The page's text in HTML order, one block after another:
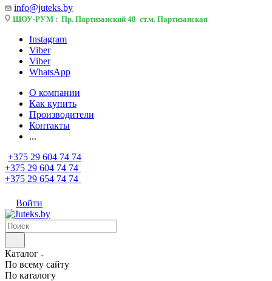
info@juteks.by
ШОУ-РУМ : Пр. Партизанский 48 ст.м. Партизанская
Instagram
Viber
Viber
WhatsApp
О компании
Как купить
Производители
Контакты
...
+375 29 604 74 74
+375 29 604 74 74
+375 29 654 74 74
Войти
Каталог
По всему сайту
По каталогу